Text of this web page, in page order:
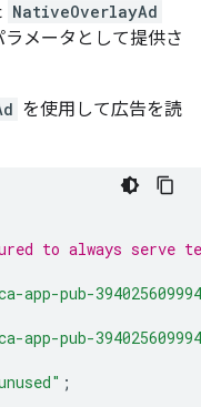
NativeOverlayAd
メータとして提供さ
を使用して広告を読
to always serve
app-pub-
app-pub-
;